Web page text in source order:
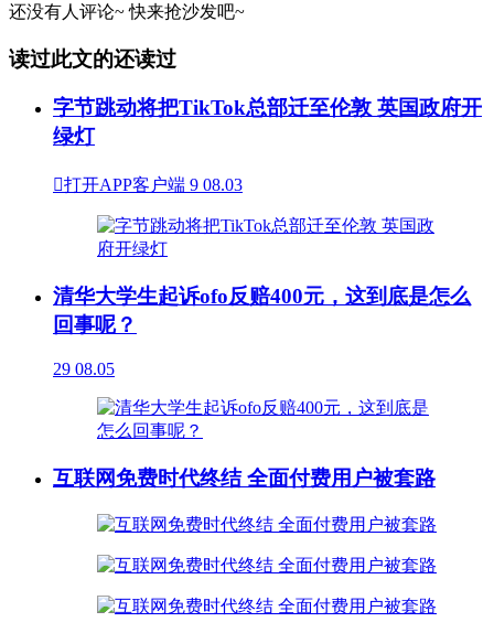
还没有人评论~ 快来抢沙发吧~
读过此文的还读过
字节跳动将把TikTok总部迁至伦敦 英国政府开
绿灯
打开APP客户端 9 08.03
清华大学生起诉ofo反赔400元，这到底是怎么
回事呢？
29 08.05
互联网免费时代终结 全面付费用户被套路